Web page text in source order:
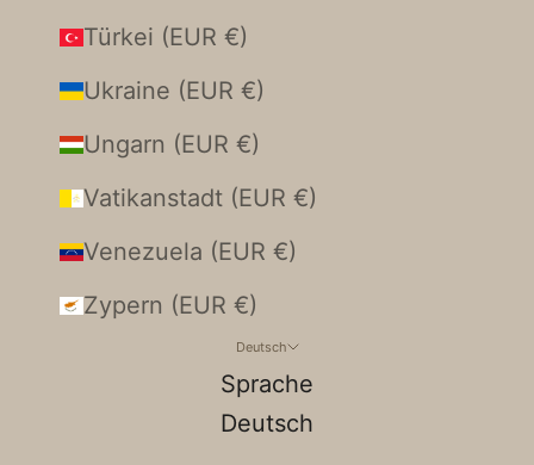
Türkei (EUR €)
Ukraine (EUR €)
Ungarn (EUR €)
Vatikanstadt (EUR €)
Venezuela (EUR €)
Zypern (EUR €)
Deutsch
Sprache
Deutsch